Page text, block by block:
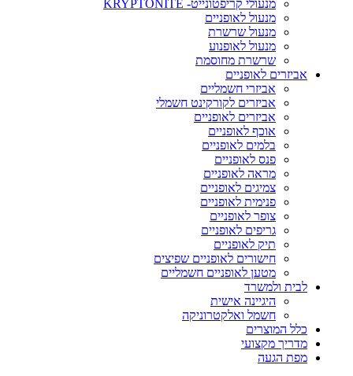
מנעולי קריפטונייט- KRYPTONITE
מנעול לאופניים
מנעול שרשרת
מנעול לאופנוע
שרשרת מחוסמת
אביזרים לאופניים
אביזרי חשמליים
אביזרים לקורקינט חשמלי
אביזרים לאופניים
אוכף לאופניים
בלמים לאופניים
פנס לאופניים
מראה לאופניים
צמיגים לאופניים
פנימית לאופניים
צופר לאופניים
גריפים לאופניים
תיק לאופניים
חישורים לאופניים שפיצים
מטען לאופניים חשמליים
לבית ולמשרד
היגיינה אישית
חשמל ואלקטרוניקה
כלל המוצרים
מדריך מקצועי
מפת הגעה